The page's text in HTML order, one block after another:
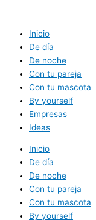
contenido
Inicio
De día
De noche
Con tu pareja
Con tu mascota
By yourself
Empresas
Ideas
Inicio
De día
De noche
Con tu pareja
Con tu mascota
By yourself